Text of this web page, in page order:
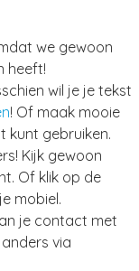
we gewoon
heeft!
wil je je tekst
! Of maak mooie
kunt gebruiken.
Kijk gewoon
Of klik op de
mobiel.
je contact met
via